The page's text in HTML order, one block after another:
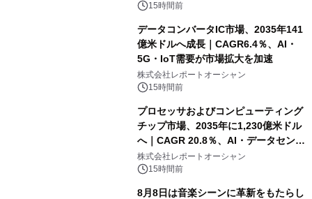
15時間前
データコンバータIC市場、2035年141
億米ドルへ成長｜CAGR6.4％、AI・
5G・IoT需要が市場拡大を加速
株式会社レポートオーシャン
15時間前
プロセッサおよびコンピューティング
チップ市場、2035年に1,230億米ドル
へ｜CAGR 20.8％、AI・データセンタ
ー需要が成長を牽引
株式会社レポートオーシャン
15時間前
8月8日は音楽シーンに革新をもたらし